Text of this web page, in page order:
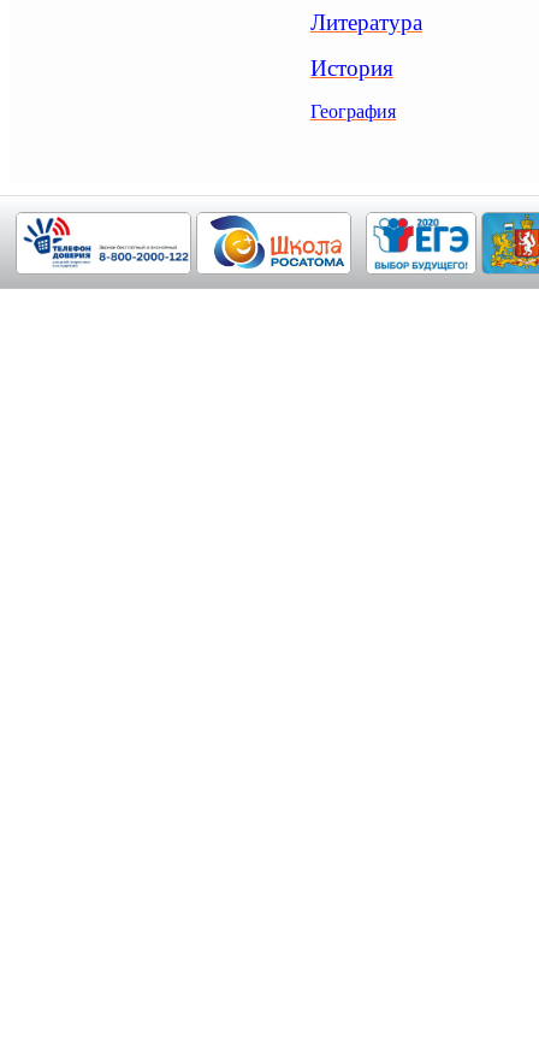
Литература
История
География